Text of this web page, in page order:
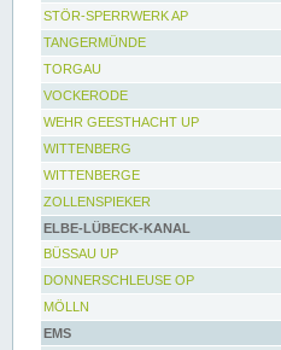
STÖR-SPERRWERK AP
TANGERMÜNDE
TORGAU
VOCKERODE
WEHR GEESTHACHT UP
WITTENBERG
WITTENBERGE
ZOLLENSPIEKER
ELBE-LÜBECK-KANAL
BÜSSAU UP
DONNERSCHLEUSE OP
MÖLLN
EMS